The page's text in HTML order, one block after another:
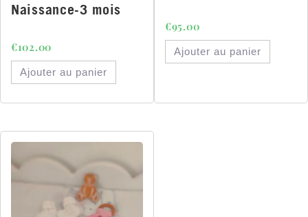
Naissance-3 mois
€102.00
Ajouter au panier
€95.00
Ajouter au panier